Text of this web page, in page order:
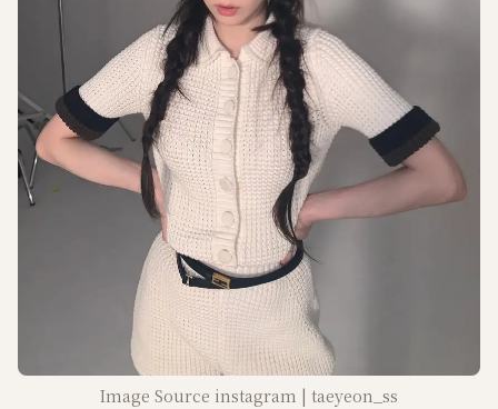
Image Source instagram | taeyeon_ss